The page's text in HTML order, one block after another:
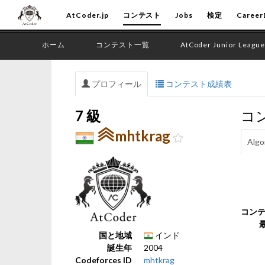
AtCoder.jp コンテスト Jobs 検定
ホーム コンテスト一覧 AtCoder Junior League
プロフィール コンテスト成績表
7 級
mhtkrag
国と地域
インド
誕生年
2004
Codeforces ID
mhtkrag
コ
コン